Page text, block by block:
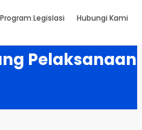
Program Legislasi Hubungi Kami
Pelaksanaan